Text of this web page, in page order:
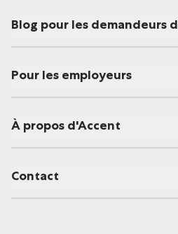
Blog pour les demandeurs
Pour les employeurs
À propos d'Accent
Contact